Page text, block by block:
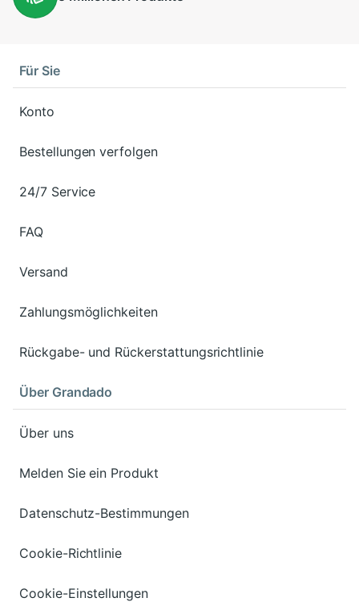
Für Sie
Konto
Bestellungen verfolgen
24/7 Service
FAQ
Versand
Zahlungsmöglichkeiten
Rückgabe- und Rückerstattungsrichtlinie
Über Grandado
Über uns
Melden Sie ein Produkt
Datenschutz-Bestimmungen
Cookie-Richtlinie
Cookie-Einstellungen